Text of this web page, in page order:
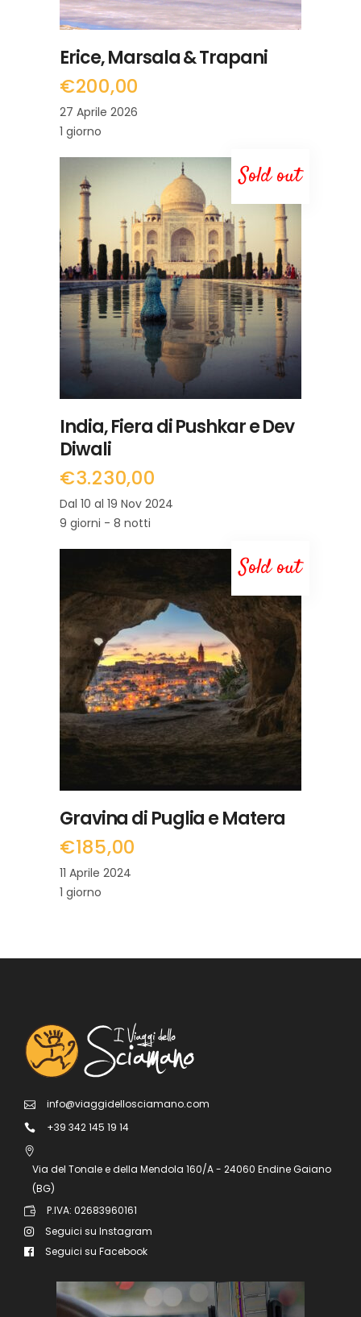
Erice, Marsala & Trapani
€200,00
27 Aprile 2026
1 giorno
Sold out
LEGGI TUTTO
India, Fiera di Pushkar e Dev
Diwali
€3.230,00
Dal 10 al 19 Nov 2024
9 giorni - 8 notti
Sold out
LEGGI TUTTO
Gravina di Puglia e Matera
€185,00
11 Aprile 2024
1 giorno
info@viaggidellosciamano.com
+39 342 145 19 14
Via del Tonale e della Mendola 160/A - 24060 Endine Gaiano
(BG)
P.IVA: 02683960161
Seguici su Instagram
Seguici su Facebook